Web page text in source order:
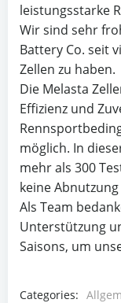
leistungsstarke
Wir sind sehr
Battery Co. seit
Zellen zu haben.
Die Melasta
Effizienz und
möglich. In
mehr als 300
keine
Als Team
Unterstützung
Saisons, um
Categories: